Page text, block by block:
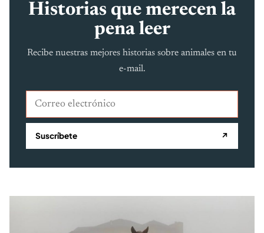
Historias que merecen la
pena leer
Recibe nuestras mejores historias sobre animales en tu
e-mail.
Correo electrónico
Suscríbete ↗